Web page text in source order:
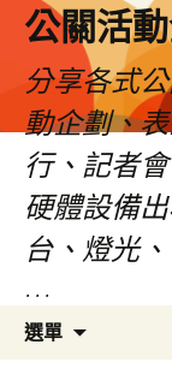
公關活
分享各式
動企劃、
行、記者
硬體設備
台、燈光
…
選單